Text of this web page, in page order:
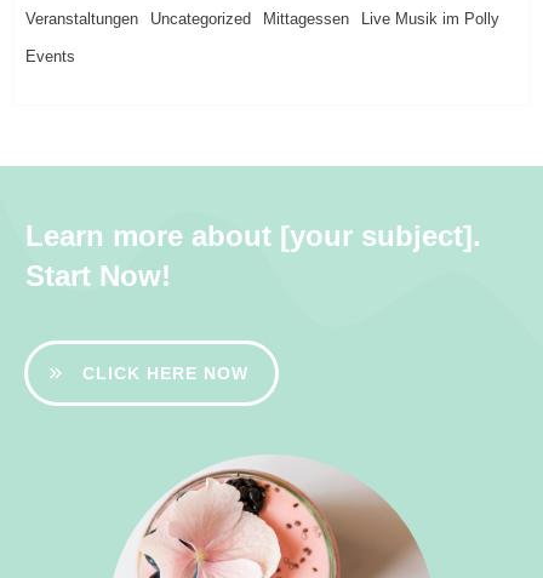
Veranstaltungen Uncategorized Mittagessen Live Musik im Polly
Events
Learn more about [your subject].
Start Now!
CLICK HERE NOW